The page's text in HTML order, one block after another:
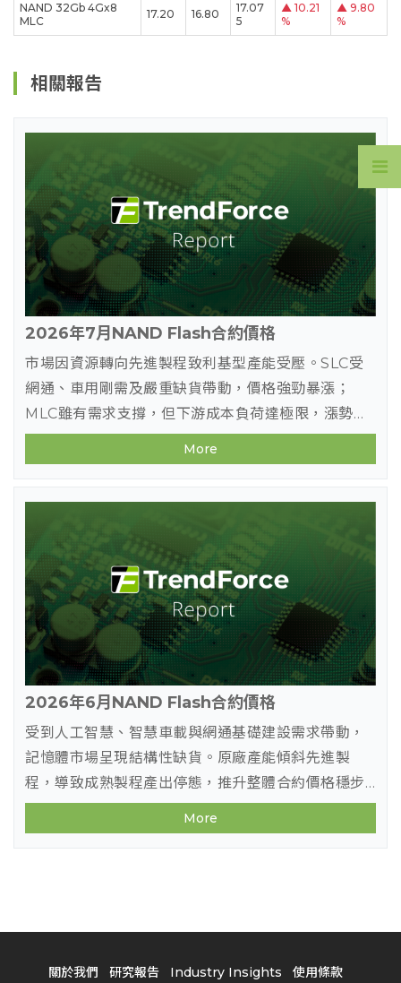
NAND 32Gb 4Gx8
MLC
17.20 16.80
17.07
5
▲ 10.21
%
▲ 9.80
%
相關報告
2026年7月NAND Flash合約價格
市場因資源轉向先進製程致利基型產能受壓。SLC受
網通、車用剛需及嚴重缺貨帶動，價格強勁暴漲；
MLC雖有需求支撐，但下游成本負荷達極限，漲勢收
斂轉趨盤整。預期後續市場走勢將持續分化，SLC維
持強勢，MLC趨於平緩。
More
2026年6月NAND Flash合約價格
受到人工智慧、智慧車載與網通基礎建設需求帶動，
記憶體市場呈現結構性缺貨。原廠產能傾斜先進製
程，導致成熟製程產出停態，推升整體合約價格穩步
邁向歷史新高，未來第三季傳統備貨旺季供需失衡恐
將持續加劇。
More
關於我們 研究報告 Industry Insights 使用條款